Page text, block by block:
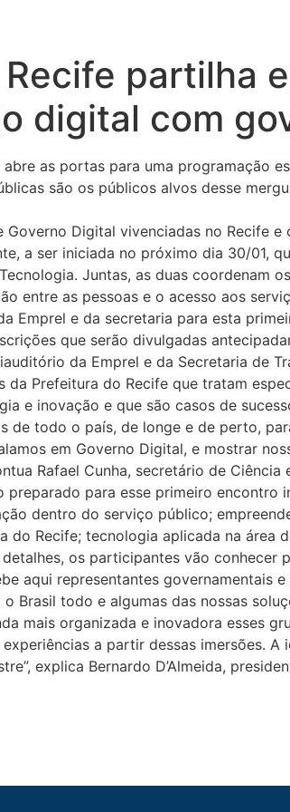
partilha
digital com
abre as portas para uma
são os públicos alvos desse
Governo Digital vivenciadas no Recife
a ser iniciada no próximo dia 30/01,
Juntas, as duas coordenam
entre as pessoas e o acesso aos
Emprel e da secretaria para esta
que serão divulgadas
da Emprel e da Secretaria de
da Prefeitura do Recife que tratam
e inovação e que são casos de
de todo o país, de longe e de perto,
em Governo Digital, e mostrar
Rafael Cunha, secretário de Ciência
preparado para esse primeiro
dentro do serviço público;
do Recife; tecnologia aplicada na
os participantes vão
aqui representantes governamentais
Brasil todo e algumas das nossas
mais organizada e inovadora esses
a partir dessas imersões.
explica Bernardo D’Almeida,